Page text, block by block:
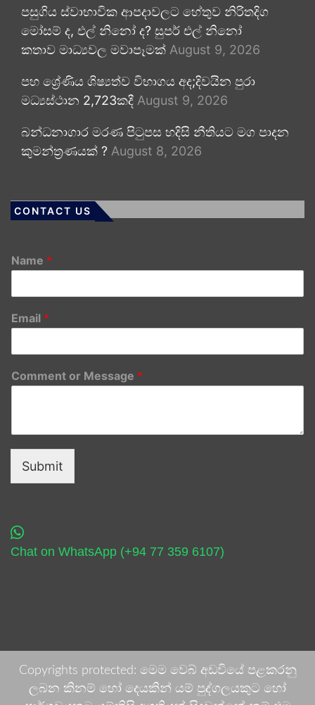
පසුගිය ස්වාභාවික ආපදාවලට හේතුව නිරිතදිග
මෝසම් ද, එල් නිනෝ ද? සුපර් එල් නිනෝ
කතාව මාධ්‍යවල මවාපෑමක් August 9, 2026
පහ ශ්‍රේණිය ශිෂ්‍යත්ව විභාගය අද;දිවයින පුරා
මධ්‍යස්ථාන 2,723කදී August 9, 2026
බන්ධනාගාර මරණ පිටුපස හදිසි නීතියට මග පාදන
කුමන්ත්‍රණයක් ? August 8, 2026
CONTACT US
Name *
Email *
Comment or Message *
Submit
Chat on WhatsApp (+94 77 359 6107)
Copyrights protected: මෙම වෙබ් අඩවියේ පළකරනු
ලබන කිනම් හෝ දෙයකින් යම් පුද්ගලයකුට හෝ